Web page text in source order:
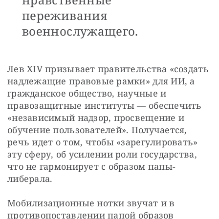
переживания
военнослужащего.
Лев XIV призывает правительства «создать
надлежащие правовые рамки» для ИИ, а
гражданское общество, научные и
правозащитные институты — обеспечить
«независимый надзор, просвещение и
обучение пользователей». Получается,
речь идет о том, чтобы «зарегулировать»
эту сферу, об усилении роли государства,
что не гармонирует с образом папы-
либерала.
Мобилизационные нотки звучат и в
противопоставлении папой образов